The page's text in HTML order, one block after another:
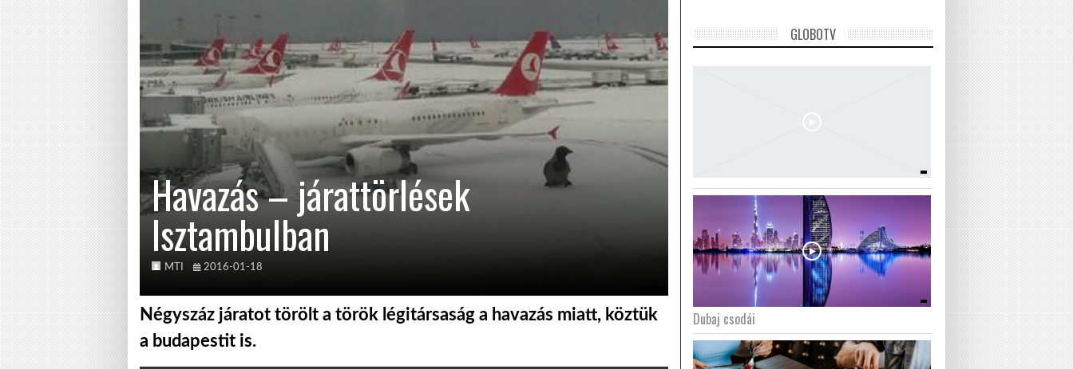
Havazás – járattörlések
Isztambulban
MTI 2016-01-18
Négyszáz járatot törölt a török légitársaság a havazás miatt, köztük
a budapestit is.
GLOBOTV
Dubaj csodái